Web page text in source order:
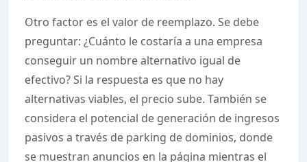
Otro factor es el valor de reemplazo. Se debe
preguntar: ¿Cuánto le costaría a una empresa
conseguir un nombre alternativo igual de
efectivo? Si la respuesta es que no hay
alternativas viables, el precio sube. También se
considera el potencial de generación de ingresos
pasivos a través de parking de dominios, donde
se muestran anuncios en la página mientras el